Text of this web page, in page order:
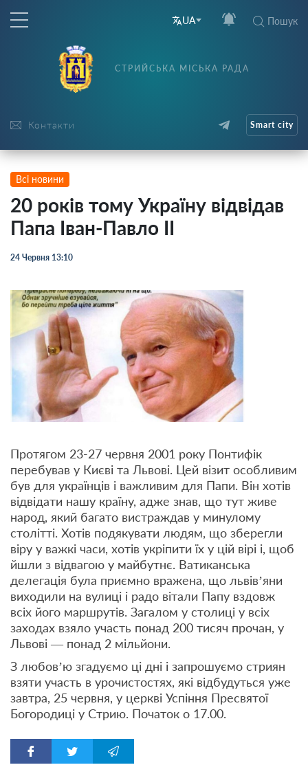
UA Пошук
Контакти
СТРИЙСЬКА МІСЬКА РАДА
Smart city
Всі новини
20 років тому Україну відвідав
Папа Іван-Павло ІІ
24 Червня 13:10
Протягом 23-27 червня 2001 року Понтифік
перебував у Києві та Львові. Цей візит особливим
був для українців і важливим для Папи. Він хотів
відвідати нашу країну, адже знав, що тут живе
народ, який багато вистраждав у минулому
столітті. Хотів подякувати людям, що зберегли
віру у важкі часи, хотів укріпити їх у цій вірі і, щоб
йшли з відвагою у майбутнє. Ватиканська
делегація була приємно вражена, що львів’яни
виходили на вулиці і радо вітали Папу вздовж
всіх його маршрутів. Загалом у столиці у всіх
заходах взяло участь понад 200 тисяч прочан, у
Львові — понад 2 мільйони.
З любов’ю згадуємо ці дні і запрошуємо стриян
взяти участь в урочистостях, які відбудуться уже
завтра, 25 червня, у церкві Успіння Пресвятої
Богородиці у Стрию. Початок о 17.00.